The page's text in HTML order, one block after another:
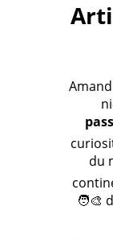
du
🧑‍🎨